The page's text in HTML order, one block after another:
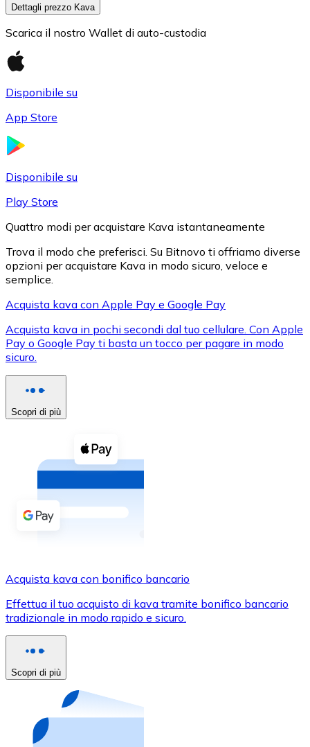
XRP
XRP
Vedi tutto
Buoni cripto
Acquista criptovalute in contanti e altri mezzi di
Acquista con contanti
Bonifico SEPA
Usa le carte Visa e Mastercard per acquistare
Acquista con carta
Acquista gift card dei tuoi marchi preferiti con
Vai al negozio di carte regalo
Dettagli prezzo Kava
Scarica il nostro Wallet di auto-custodia
Disponibile su
App Store
Disponibile su
Play Store
Quattro modi per acquistare Kava istantaneamente
Trova il modo che preferisci. Su Bitnovo ti offriamo diverse
opzioni per acquistare Kava in modo sicuro, veloce e
semplice.
Acquista kava con Apple Pay e Google Pay
Acquista kava in pochi secondi dal tuo cellulare. Con Apple
Pay o Google Pay ti basta un tocco per pagare in modo
sicuro.
Scopri di più
Acquista kava con bonifico bancario
Effettua il tuo acquisto di kava tramite bonifico bancario
tradizionale in modo rapido e sicuro.
Scopri di più